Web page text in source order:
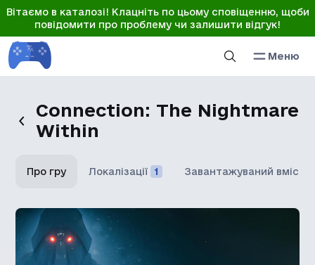
Вітаємо в каталозі! Клацніть по цьому сповіщенню, щоби
повідомити про проблему чи залишити відгук!
Меню
Connection: The Nightmare
Within
Про гру Локалізації 1 Завантажуваний вміст